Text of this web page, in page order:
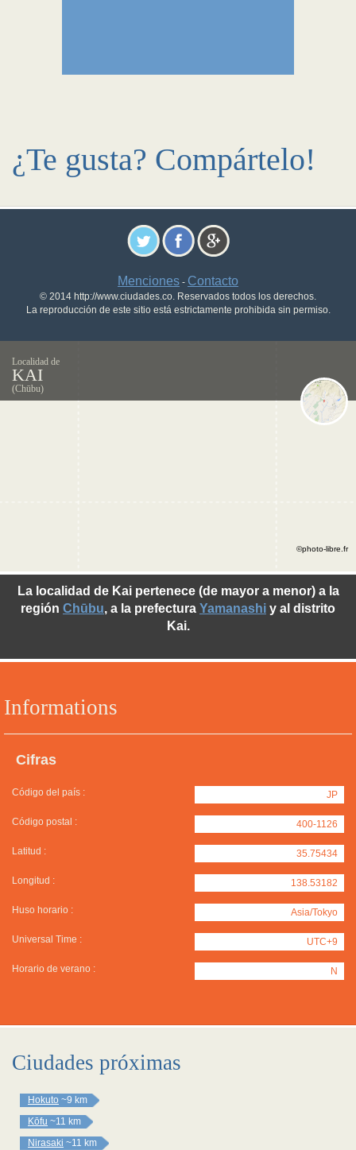
¿Te gusta? Compártelo!
Menciones - Contacto
© 2014 http://www.ciudades.co. Reservados todos los derechos.
La reproducción de este sitio está estrictamente prohibida sin permiso.
Localidad de
KAI
(Chūbu)
Informations
Cifras
Código del país : JP
Código postal : 400-1126
Latitud : 35.75434
Longitud : 138.53182
Huso horario : Asia/Tokyo
Universal Time : UTC+9
Horario de verano : N
La localidad de Kai pertenece (de mayor a menor) a la
región Chūbu, a la prefectura Yamanashi y al distrito
Kai.
©photo-libre.fr
Ciudades próximas
Hokuto ~9 km
Kōfu ~11 km
Nirasaki ~11 km